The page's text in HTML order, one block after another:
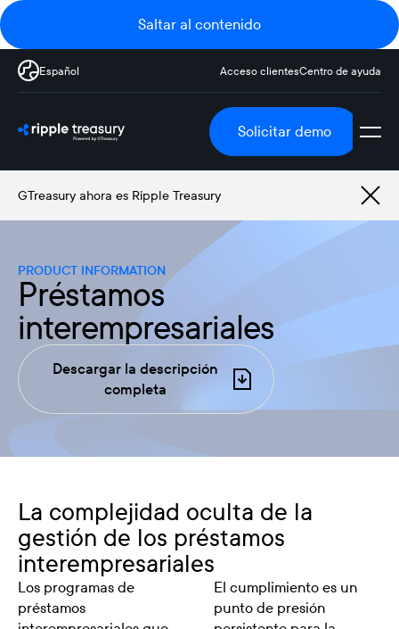
Saltar al contenido
Español Acceso clientesCentro de ayuda
Solicitar demo
GTreasury ahora es Ripple Treasury
PRODUCT INFORMATION
Préstamos
interempresariales
Descargar la descripción
completa
La complejidad oculta de la
gestión de los préstamos
interempresariales
Los programas de
préstamos
El cumplimiento es un
punto de presión